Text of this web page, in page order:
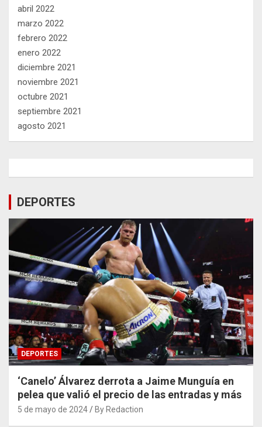
abril 2022
marzo 2022
febrero 2022
enero 2022
diciembre 2021
noviembre 2021
octubre 2021
septiembre 2021
agosto 2021
DEPORTES
DEPORTES
‘Canelo’ Álvarez derrota a Jaime Munguía en
pelea que valió el precio de las entradas y más
5 de mayo de 2024 By Redaction